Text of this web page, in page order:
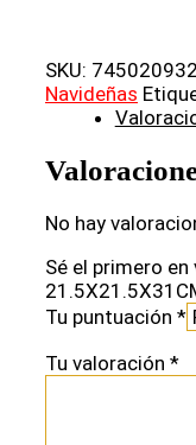
SKU:
Navideñas
No hay
Sé el primero en
Tu puntuación *
Tu valoración *